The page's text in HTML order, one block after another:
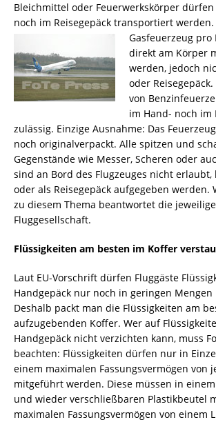
Bleichmittel oder Feuerwerkskörper
noch im Reisegepäck transportiert werden.
Gasfeuerzeug pro
direkt am Körper
werden, jedoch
oder
von
im Hand- noch im
zulässig. Einzige Ausnahme: Das
noch originalverpackt. Alle spitzen und
Gegenstände wie Messer, Scheren oder
sind an Bord des Flugzeuges nicht erlaubt,
oder als Reisegepäck aufgegeben werden.
zu diesem Thema beantwortet die jeweilige
Fluggesellschaft.
Flüssigkeiten am besten im Koffer
Laut EU-Vorschrift dürfen Fluggäste
Handgepäck nur noch in geringen
Deshalb packt man die Flüssigkeiten am
aufzugebenden Koffer. Wer auf
Handgepäck nicht verzichten kann, muss
beachten: Flüssigkeiten dürfen nur in
einem maximalen Fassungsvermögen von
mitgeführt werden. Diese müssen in
und wieder verschließbaren Plastikbeutel
maximalen Fassungsvermögen von einem